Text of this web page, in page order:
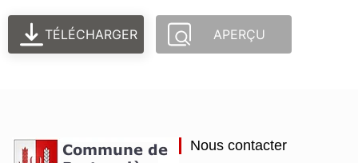
TÉLÉCHARGER APERÇU
Nous contacter